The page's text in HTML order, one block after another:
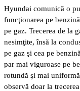
Hyundai comunică o
funcţionarea pe
pe gaz. Trecerea de la
nesimţite, însă la
pe gaz şi cea pe
par mai viguroase pe
rotundă şi mai
observă doar la